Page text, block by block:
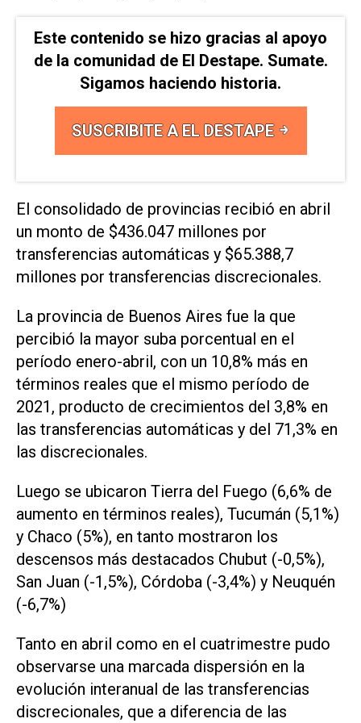
Este contenido se hizo gracias al apoyo
de la comunidad de El Destape. Sumate.
Sigamos haciendo historia.
SUSCRIBITE A EL DESTAPE
El consolidado de provincias recibió en abril
un monto de $436.047 millones por
transferencias automáticas y $65.388,7
millones por transferencias discrecionales.
La provincia de Buenos Aires fue la que
percibió la mayor suba porcentual en el
período enero-abril, con un 10,8% más en
términos reales que el mismo período de
2021, producto de crecimientos del 3,8% en
las transferencias automáticas y del 71,3% en
las discrecionales.
Luego se ubicaron Tierra del Fuego (6,6% de
aumento en términos reales), Tucumán (5,1%)
y Chaco (5%), en tanto mostraron los
descensos más destacados Chubut (-0,5%),
San Juan (-1,5%), Córdoba (-3,4%) y Neuquén
(-6,7%)
Tanto en abril como en el cuatrimestre pudo
observarse una marcada dispersión en la
evolución interanual de las transferencias
discrecionales, que a diferencia de las